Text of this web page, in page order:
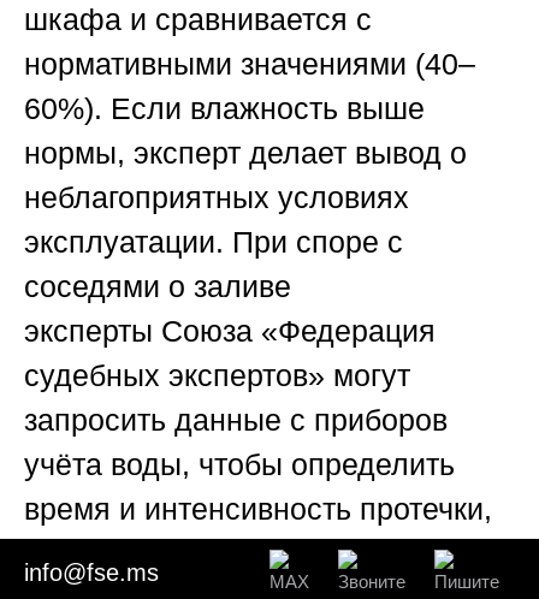
шкафа и сравнивается с
нормативными значениями (40–
60%). Если влажность выше
нормы, эксперт делает вывод о
неблагоприятных условиях
эксплуатации. При споре с
соседями о заливе
эксперты Союза «Федерация
судебных экспертов» могут
запросить данные с приборов
учёта воды, чтобы определить
время и интенсивность протечки,
а также взять пробы воды (если
info@fse.ms